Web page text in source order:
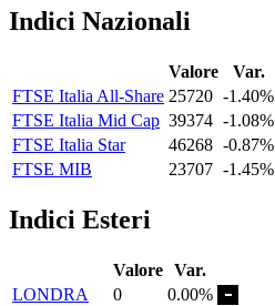
Indici Nazionali
Valore
Var.
FTSE Italia All-Share 25720 -1.40%
FTSE Italia Mid Cap 39374 -1.08%
FTSE Italia Star
46268 -0.87%
FTSE MIB
23707 -1.45%
Indici Esteri
Valore Var.
LONDRA
0
0.00%